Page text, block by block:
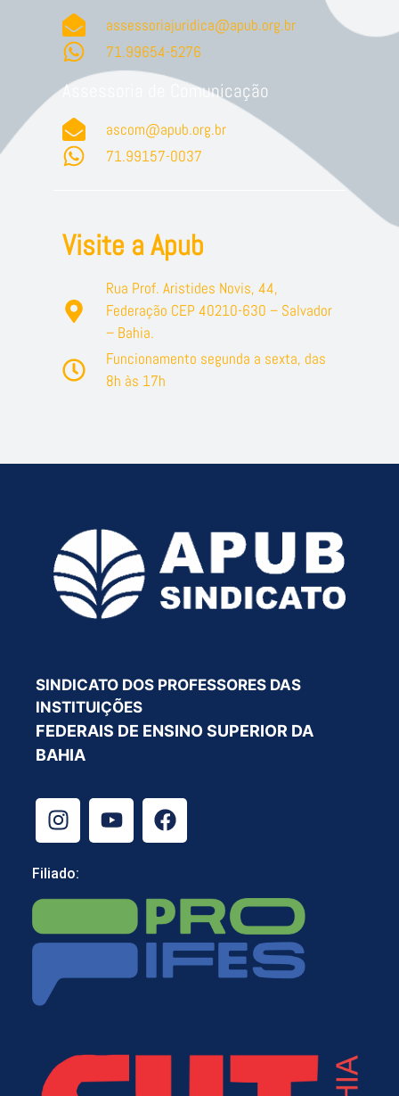
assessoriajuridica@apub.org.br
71.99654-5276
Assessoria de Comunicação
ascom@apub.org.br
71.99157-0037
Visite a Apub
Rua Prof. Aristides Novis, 44,
Federação CEP 40210-630 – Salvador
– Bahia.
Funcionamento segunda a sexta, das
8h às 17h
SINDICATO DOS PROFESSORES DAS
INSTITUIÇÕES
FEDERAIS DE ENSINO SUPERIOR DA
BAHIA
Filiado: